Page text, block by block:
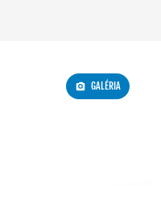
GALÉRIA